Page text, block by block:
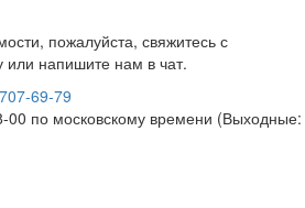
пожалуйста, свяжитесь с
напишите нам в чат.
69-79
по московскому времени (Выходные: